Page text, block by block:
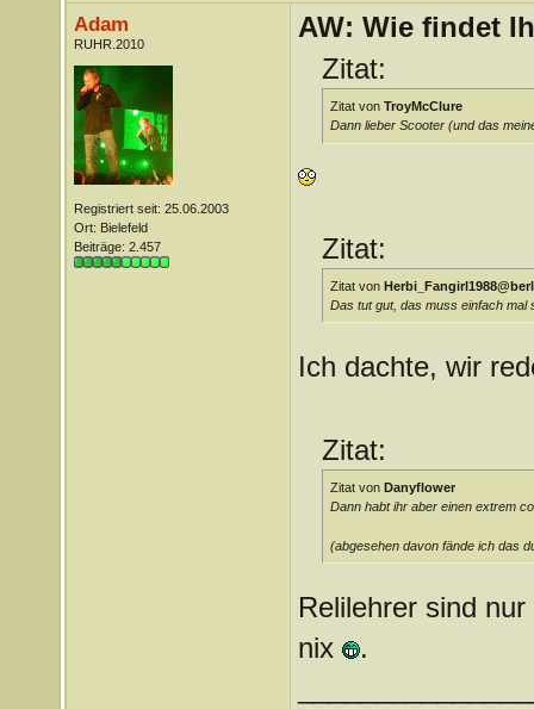
Adam
RUHR.2010
Registriert seit: 25.06.2003
Ort: Bielefeld
Beiträge: 2.457
AW: Wie findet
Zitat:
Zitat von TroyMcClure
Dann lieber Scooter (und das
Zitat:
Zitat von
Das tut gut, das muss einfach mal
Ich dachte, wir
Zitat:
Zitat von Danyflower
Dann habt ihr aber einen extrem
(abgesehen davon fände ich das
Relilehrer sind
nix
.